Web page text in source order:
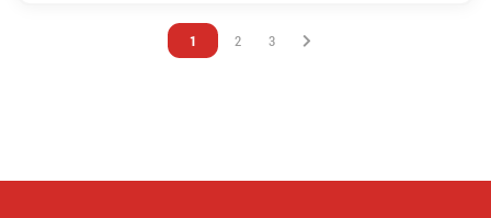
Vous êtes sur la page
1 Vous êtes sur la page
2 Vous êtes sur la page
3